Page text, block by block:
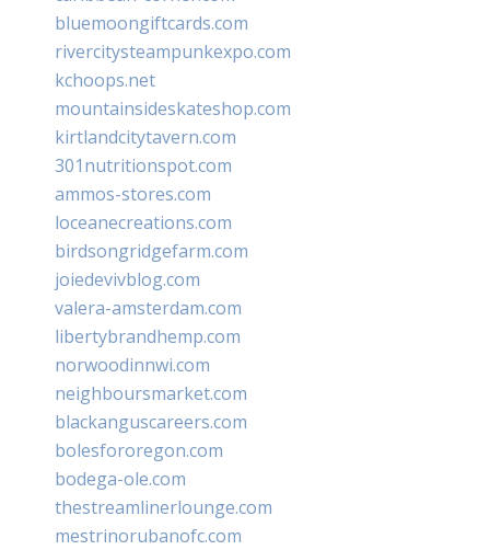
bluemoongiftcards.com
rivercitysteampunkexpo.com
kchoops.net
mountainsideskateshop.com
kirtlandcitytavern.com
301nutritionspot.com
ammos-stores.com
loceanecreations.com
birdsongridgefarm.com
joiedevivblog.com
valera-amsterdam.com
libertybrandhemp.com
norwoodinnwi.com
neighboursmarket.com
blackanguscareers.com
bolesfororegon.com
bodega-ole.com
thestreamlinerlounge.com
mestrinorubanofc.com